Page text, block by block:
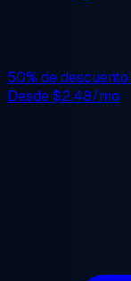
50% de descuento
Desde$2.48/mo